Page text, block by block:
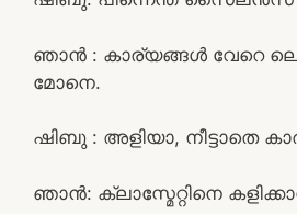
ഞാൻ : കാര്യങ്ങൾ വേറെ
മോനെ.
ഷിബു : അളിയാ, നീട്ടാതെ
ഞാൻ: ക്ലാസ്മേറ്റിനെ